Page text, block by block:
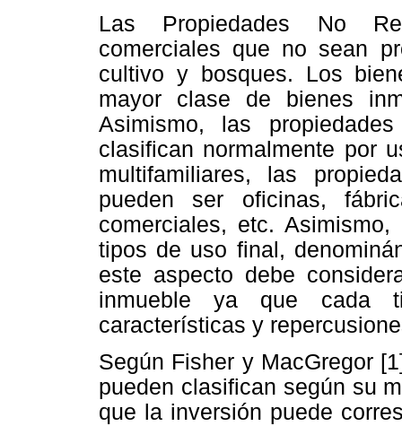
Las Propiedades No
comerciales que no sean
cultivo y bosques. Los
mayor clase de bienes
Asimismo, las
clasifican normalmente por
multifamiliares, las
pueden ser oficinas,
comerciales, etc.
tipos de uso final,
este aspecto debe
inmueble ya que cada
características y
Según Fisher y MacGregor
pueden clasifican según su
que la inversión puede